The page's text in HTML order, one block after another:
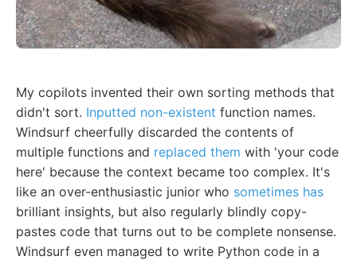
My copilots invented their own sorting methods that
didn't sort. Inputted non-existent function names.
Windsurf cheerfully discarded the contents of
multiple functions and replaced them with 'your code
here' because the context became too complex. It's
like an over-enthusiastic junior who sometimes has
brilliant insights, but also regularly blindly copy-
pastes code that turns out to be complete nonsense.
Windsurf even managed to write Python code in a